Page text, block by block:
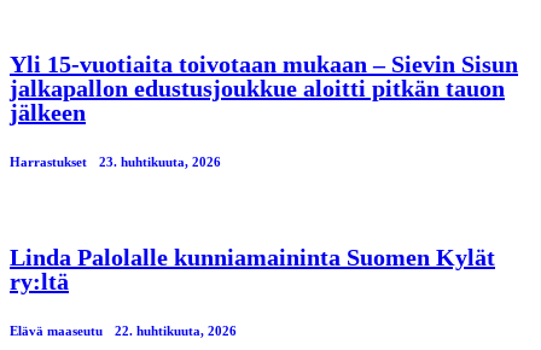
Yli 15-vuotiaita toivotaan mukaan – Sievin Sisun
jalkapallon edustusjoukkue aloitti pitkän tauon
jälkeen
Harrastukset 23. huhtikuuta, 2026
Linda Palolalle kunniamaininta Suomen Kylät
ry:ltä
Elävä maaseutu 22. huhtikuuta, 2026